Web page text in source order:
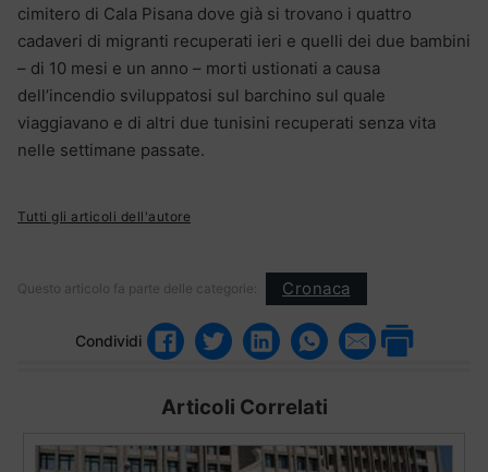
cimitero di Cala Pisana dove già si trovano i quattro
cadaveri di migranti recuperati ieri e quelli dei due bambini
– di 10 mesi e un anno – morti ustionati a causa
dell’incendio sviluppatosi sul barchino sul quale
viaggiavano e di altri due tunisini recuperati senza vita
nelle settimane passate.
Tutti gli articoli dell'autore
Questo articolo fa parte delle categorie: Cronaca
Condividi
Articoli Correlati